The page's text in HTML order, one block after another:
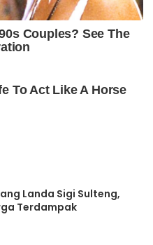
Landa Sigi Sulteng,
Terdampak